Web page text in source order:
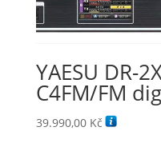
YAESU DR-
C4FM/FM
39.990,00 Kč